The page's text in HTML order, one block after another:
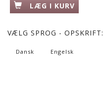
LÆG I KURV
VÆLG SPROG - OPSKRIFT:
Dansk Engelsk